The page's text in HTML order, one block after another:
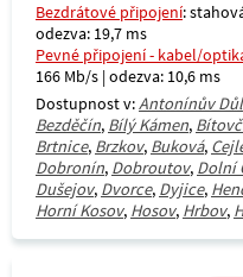
Bezdrátové připojení:
odezva: 19,7 ms
Pevné připojení - kabel/
166 Mb/s | odezva: 10,6 ms
Dostupnost v:Antonínův Důl
Bezděčín, Bílý Kámen,
Brtnice, Brzkov, Buková,
Dobronín, Dobroutov, Dolní
Dušejov, Dvorce, Dyjice,
Horní Kosov, Hosov, Hrbov,